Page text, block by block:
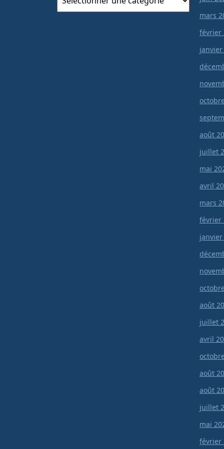
mars
février
janvier
août
juillet
mai
avril
mars
février
janvier
août
juillet
avril
août
août
juillet
mai
février